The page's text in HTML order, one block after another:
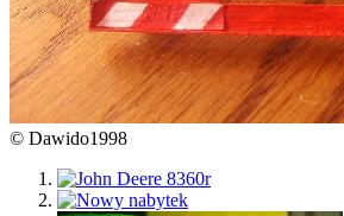
© Dawido1998